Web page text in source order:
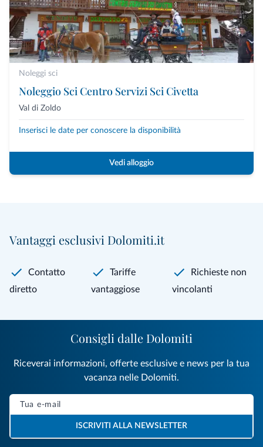
Noleggi sci
Noleggio Sci Centro Servizi Sci Civetta
Val di Zoldo
Inserisci le date per conoscere la disponibilità
Vedi alloggio
Vantaggi esclusivi Dolomiti.it
Contatto
diretto
Tariffe
vantaggiose
Richieste non
vincolanti
Consigli dalle Dolomiti
Riceverai informazioni, offerte esclusive e news per la tua
vacanza nelle Dolomiti.
ISCRIVITI ALLA NEWSLETTER